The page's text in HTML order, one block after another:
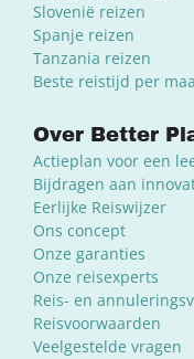
Slovenië reizen
Spanje reizen
Tanzania reizen
Beste reistijd per
Over Better
Actieplan voor een
Bijdragen aan
Eerlijke Reiswijzer
Ons concept
Onze garanties
Onze reisexperts
Reis- en
Reisvoorwaarden
Veelgestelde vragen